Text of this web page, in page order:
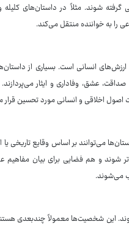
شوند. مثلاً در داستان‌های کلیله
را به خواننده منتقل می‌کند.
انسانی است. بسیاری از
عشق، وفاداری و ایثار
اصول اخلاقی و انسانی مورد تحسین قرار
می‌توانند بر اساس وقایع تاریخی یا
و هم فضایی برای بیان مفاهیم
می‌شوند.
این شخصیت‌ها معمولاً چندبعدی